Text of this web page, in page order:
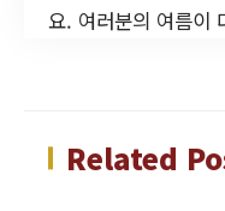
요. 여러분의 여름이
Related